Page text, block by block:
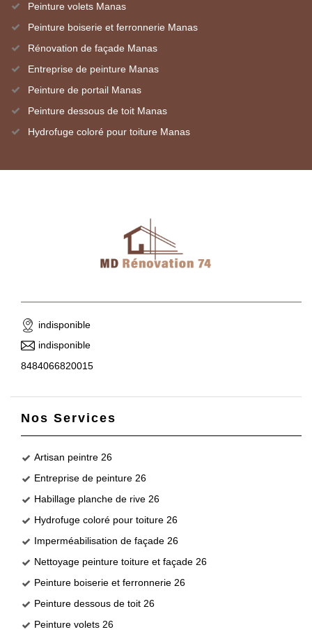
Peinture volets Manas
Peinture boiserie et ferronnerie Manas
Rénovation de façade Manas
Entreprise de peinture Manas
Peinture de portail Manas
Peinture dessous de toit Manas
Hydrofuge coloré pour toiture Manas
indisponible
indisponible
8484066820015
Nos Services
Artisan peintre 26
Entreprise de peinture 26
Habillage planche de rive 26
Hydrofuge coloré pour toiture 26
Imperméabilisation de façade 26
Nettoyage peinture toiture et façade 26
Peinture boiserie et ferronnerie 26
Peinture dessous de toit 26
Peinture volets 26